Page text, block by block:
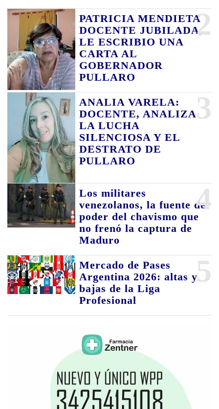
2
PATRICIA MENDIETA
DOCENTE JUBILADA,
LE ESCRIBIO UNA
CARTA AL
GOBERNADOR
PULLARO
3
ANALIA VARELA:
DOCENTE, ANALIZA
LA LUCHA
SILENCIOSA Y EL
DESTRATO DE
PULLARO
4
Los militares
venezolanos, la fuente de
poder del chavismo que
no frenó la captura de
Maduro
5
Mercado de Pases
Argentina 2026: altas y
bajas de la Liga
Profesional